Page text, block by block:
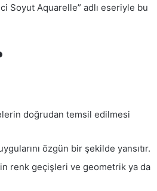
Soyut Aquarelle” adlı eseriyle bu
doğrudan temsil edilmesi
özgün bir şekilde yansıtır.
renk geçişleri ve geometrik ya da